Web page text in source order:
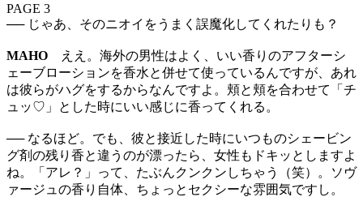
PAGE 3
── じゃあ、そのニオイをうまく誤魔化してくれたりも？
MAHO ええ。海外の男性はよく、いい香りのアフターシ
ェーブローションを香水と併せて使っているんですが、あれ
は彼らがハグをするからなんですよ。頬と頬を合わせて「チ
ュッ♡」とした時にいい感じに香ってくれる。
── なるほど。でも、彼と接近した時にいつものシェービン
グ剤の残り香と違うのが漂ったら、女性もドキッとしますよ
ね。「アレ？」って、たぶんクンクンしちゃう（笑）。ソヴ
ァージュの香り自体、ちょっとセクシーな雰囲気ですし。